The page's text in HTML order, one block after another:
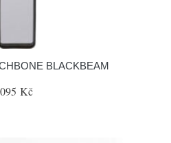
BLACKBEAM
Kč